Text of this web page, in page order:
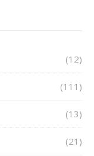
(12)
(111)
(13)
(21)